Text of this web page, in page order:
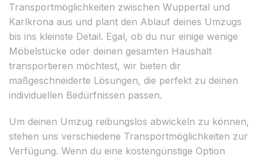
Transportmöglichkeiten zwischen Wuppertal und
Karlkrona aus und plant den Ablauf deines Umzugs
bis ins kleinste Detail. Egal, ob du nur einige wenige
Möbelstücke oder deinen gesamten Haushalt
transportieren möchtest, wir bieten dir
maßgeschneiderte Lösungen, die perfekt zu deinen
individuellen Bedürfnissen passen.
Um deinen Umzug reibungslos abwickeln zu können,
stehen uns verschiedene Transportmöglichkeiten zur
Verfügung. Wenn du eine kostengünstige Option